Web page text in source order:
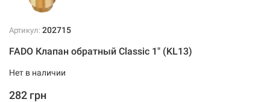
Артикул: 202715
FADO Клапан обратный Classic 1" (KL13)
Нет в наличии
282 грн